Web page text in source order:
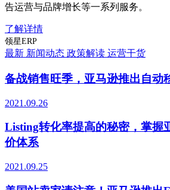
告运营与品牌增长等一系列服务。
了解详情
领星ERP
最新 新闻动态 政策解读 运营干货
备战销售旺季，亚马逊推出自动
2021.09.26
Listing转化率提高的秘密，掌握
价体系
2021.09.25